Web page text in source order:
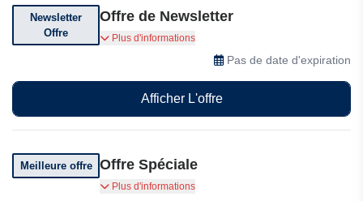
Newsletter
Offre
Offre de Newsletter
Abonnez-vous à leur newsletter pour des
réductions exclusives, des offres et des codes
Plus d'informations
Pas de date d'expiration
Afficher L'offre
Meilleure offre Offre Spéciale
Profitez d'offres exceptionnelles
Plus d'informations